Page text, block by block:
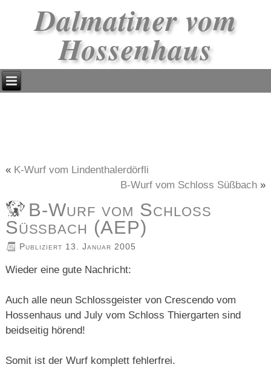
Dalmatiner vom
Hossenhaus
« K-Wurf vom Lindenthalerdörfli
B-Wurf vom Schloss Süßbach»
B-Wurf vom Schloss
Süßbach (AEP)
Publiziert 13. Januar 2005
Wieder eine gute Nachricht:
Auch alle neun Schlossgeister von Crescendo vom
Hossenhaus und July vom Schloss Thiergarten sind
beidseitig hörend!
Somit ist der Wurf komplett fehlerfrei.